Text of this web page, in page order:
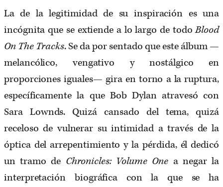
La de la legitimidad de su inspiración es una
incógnita que se extiende a lo largo de todoBlood
On The Tracks. Se da por sentado que este álbum —
melancólico, vengativo y nostálgico en
proporciones iguales— gira en torno a la ruptura,
específicamente la que Bob Dylan atravesó con
Sara Lownds. Quizá cansado del tema, quizá
receloso de vulnerar su intimidad a través de la
óptica del arrepentimiento y la pérdida, él dedicó
un tramo de Chronicles: Volume One a negar la
interpretación biográfica con la que se ha